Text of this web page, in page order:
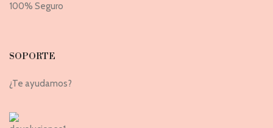
100% Seguro
SOPORTE
¿Te ayudamos?